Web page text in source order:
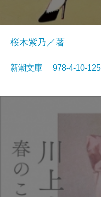
桜木紫乃／著
新潮文庫 978-4-10-